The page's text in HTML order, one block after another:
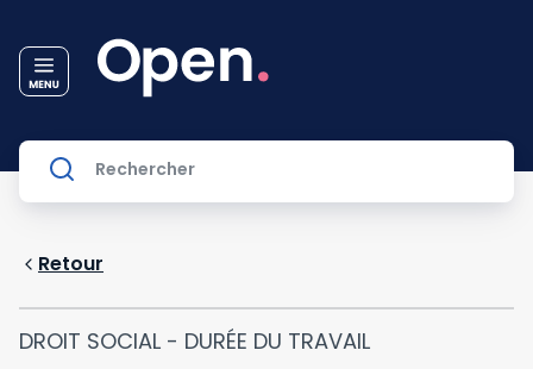
Retour
DROIT SOCIAL - DURÉE DU TRAVAIL